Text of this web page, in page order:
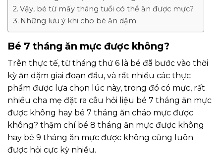
Vậy, bé từ mấy tháng tuổi có thể ăn được mực?
Những lưu ý khi cho bé ăn dặm
Bé 7 tháng ăn mực được không?
Trên thực tế, từ tháng thứ 6 là bé đã bước vào thời
kỳ ăn dặm giai đoạn đầu, và rất nhiều các thực
phẩm được lựa chọn lúc này, trong đó có mực, rất
nhiều cha mẹ đặt ra câu hỏi liệu bé 7 tháng ăn mực
được không hay bé 7 tháng ăn cháo mực được
không? thậm chí bé 8 tháng ăn mực được không
hay bé 9 tháng ăn mực được không cũng luôn
được hỏi cực kỳ nhiều.